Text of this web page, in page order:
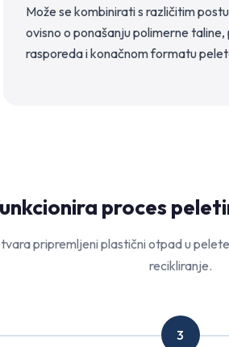
Može se kombinirati s različitim
ovisno o ponašanju polimerne
rasporeda i konačnom formatu
proces
pripremljeni plastični otpad u
recikliranje.
3